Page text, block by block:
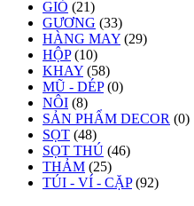
GIỎ (21)
GƯƠNG (33)
HÀNG MAY (29)
HỘP (10)
KHAY (58)
MŨ - DÉP (0)
NÔI (8)
SẢN PHẨM DECOR (0)
SỌT (48)
SỌT THÚ (46)
THẢM (25)
TÚI - VÍ - CẶP (92)